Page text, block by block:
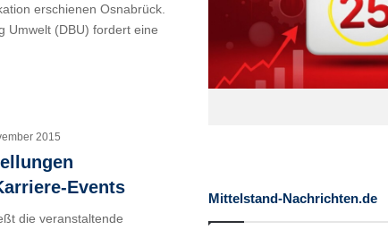
erschienen Osnabrück.
Umwelt (DBU) fordert eine
2015
Events
die veranstaltende
Mittelstand-Nachrichten.de